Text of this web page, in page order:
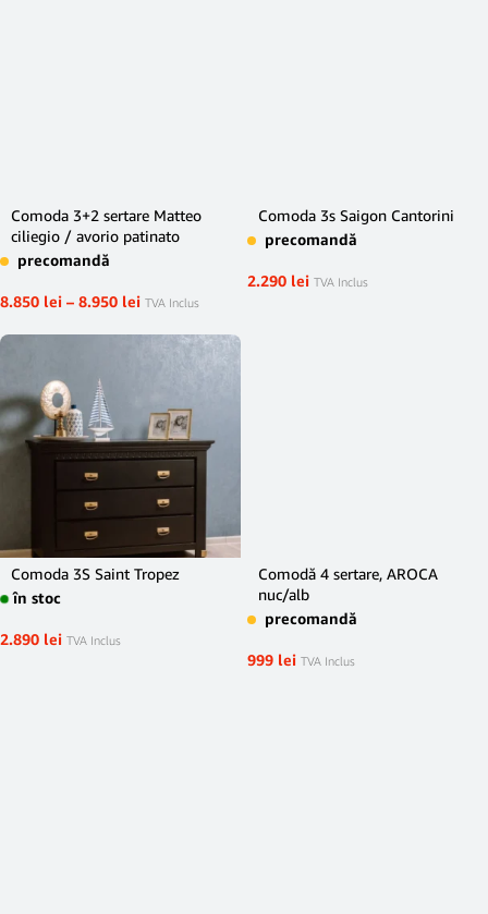
Comoda 3+2 sertare Matteo
ciliegio / avorio patinato
precomandă
8.850 lei – 8.950 lei TVA Inclus
Comoda 3s Saigon Cantorini
precomandă
2.290 lei TVA Inclus
Comoda 3S Saint Tropez
în stoc
2.890 lei TVA Inclus
Comodă 4 sertare, AROCA
nuc/alb
precomandă
999 lei TVA Inclus